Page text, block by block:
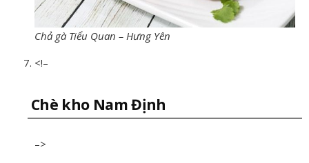
Chả gà Tiểu Quan – Hưng Yên
<!–
Chè kho Nam Định
–>